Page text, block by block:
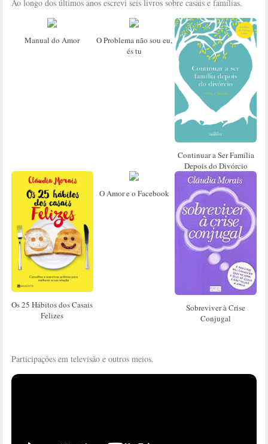
Ao longo dos últimos anos escrevi seis livros sobre casais e famílias.
Manual do Amor
O Problema não sou eu,
és tu
Continuar a Ser Família
Depois do Divórcio
Os 25 Hábitos dos Casais
Felizes
O Amor e o Facebook
Sobreviver à Crise
Conjugal
Participações em televisão e outros meios.